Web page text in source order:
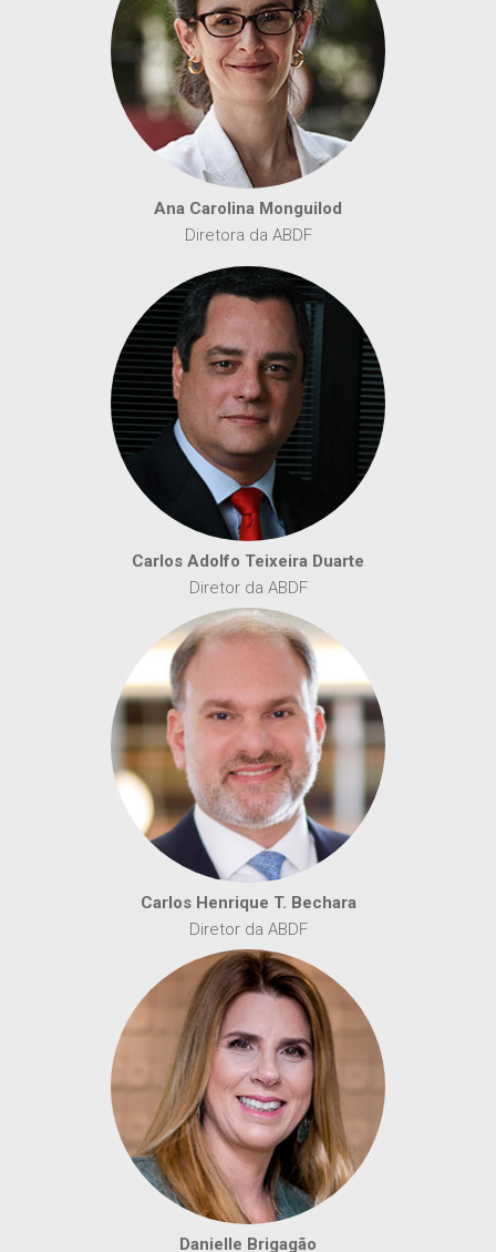
Ana Carolina Monguilod
Diretora da ABDF
Carlos Adolfo Teixeira Duarte
Diretor da ABDF
Carlos Henrique T. Bechara
Diretor da ABDF
Danielle Brigagão